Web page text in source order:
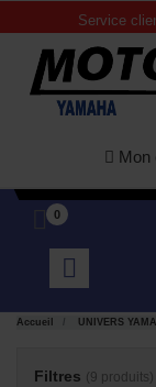
Service
Mon
0
Accueil UNIVERS
Filtres (9 produits)